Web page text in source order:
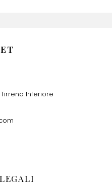
Inferiore